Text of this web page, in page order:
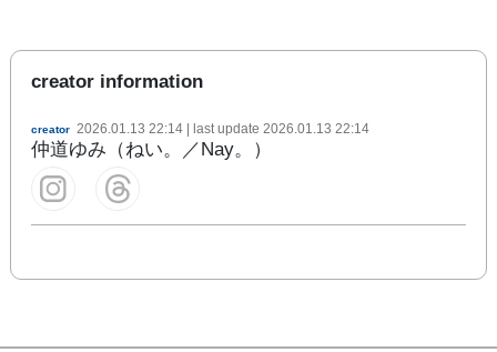
creator information
creator 2026.01.13 22:14 | last update 2026.01.13 22:14
仲道ゆみ（ねい。／Nay。）